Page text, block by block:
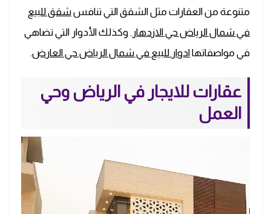
متنوعة من العقارات مثل الشقق التي تنافسشقق للبيع
في شمال الرياض حي الازدهار . وكذلك الأدوار التي تضاهي
في مواصفاتها ادوار للبيع في شمال الرياض حي العارض.
عقارات للايجار في الرياض وحي
العمل